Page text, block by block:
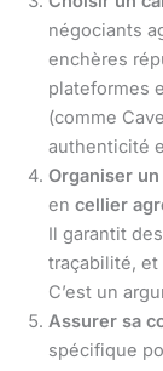
négociants
enchères
plateformes
(comme
authenticité
Organiser
en cellier
Il garantit
traçabilité,
C’est un
Assurer sa
spécifique